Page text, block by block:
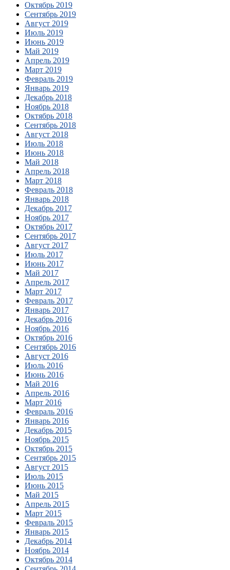
Октябрь 2019
Сентябрь 2019
Август 2019
Июль 2019
Июнь 2019
Май 2019
Апрель 2019
Март 2019
Февраль 2019
Январь 2019
Декабрь 2018
Ноябрь 2018
Октябрь 2018
Сентябрь 2018
Август 2018
Июль 2018
Июнь 2018
Май 2018
Апрель 2018
Март 2018
Февраль 2018
Январь 2018
Декабрь 2017
Ноябрь 2017
Октябрь 2017
Сентябрь 2017
Август 2017
Июль 2017
Июнь 2017
Май 2017
Апрель 2017
Март 2017
Февраль 2017
Январь 2017
Декабрь 2016
Ноябрь 2016
Октябрь 2016
Сентябрь 2016
Август 2016
Июль 2016
Июнь 2016
Май 2016
Апрель 2016
Март 2016
Февраль 2016
Январь 2016
Декабрь 2015
Ноябрь 2015
Октябрь 2015
Сентябрь 2015
Август 2015
Июль 2015
Июнь 2015
Май 2015
Апрель 2015
Март 2015
Февраль 2015
Январь 2015
Декабрь 2014
Ноябрь 2014
Октябрь 2014